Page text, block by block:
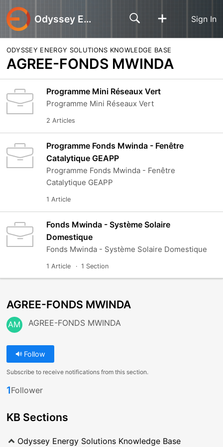
Odyssey Energy Solutions Sign In
ODYSSEY ENERGY SOLUTIONS KNOWLEDGE BASE
AGREE-FONDS MWINDA
Programme Mini Réseaux Vert
Programme Mini Réseaux Vert
2 Articles
Programme Fonds Mwinda - Fenêtre
Catalytique GEAPP
Programme Fonds Mwinda - Fenêtre
Catalytique GEAPP
1 Article
Fonds Mwinda - Système Solaire
Domestique
Fonds Mwinda - Système Solaire Domestique
1 Article 1 Section
AGREE-FONDS MWINDA
AM AGREE-FONDS MWINDA
Follow
Subscribe to receive notifications from this section.
1Follower
KB Sections
Odyssey Energy Solutions Knowledge Base